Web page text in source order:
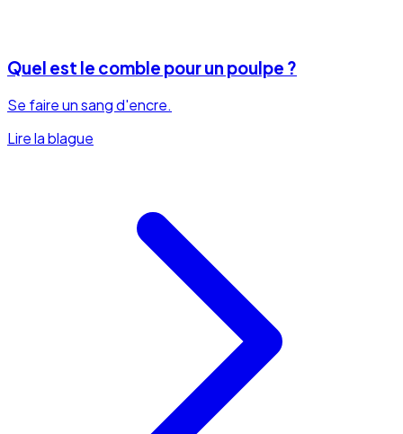
Quel est le comble pour un poulpe ?
Se faire un sang d'encre.
Lire la blague